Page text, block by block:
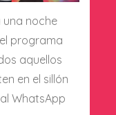
una noche
programa
aquellos
en el sillón
WhatsApp